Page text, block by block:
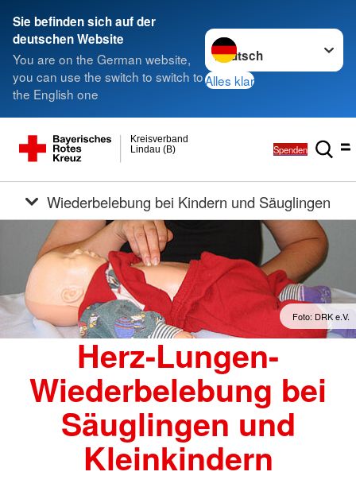
Sie befinden sich auf der
deutschen Website
You are on the German website,
you can use the switch to switch to
the English one
Sprache wechseln zu
Alles klar
Lindau (B)
Kreisverband
Spenden
Wiederbelebung bei Kindern und Säuglingen
Foto: DRK e.V.
Herz-Lungen-
Wiederbelebung bei
Säuglingen und
Kleinkindern